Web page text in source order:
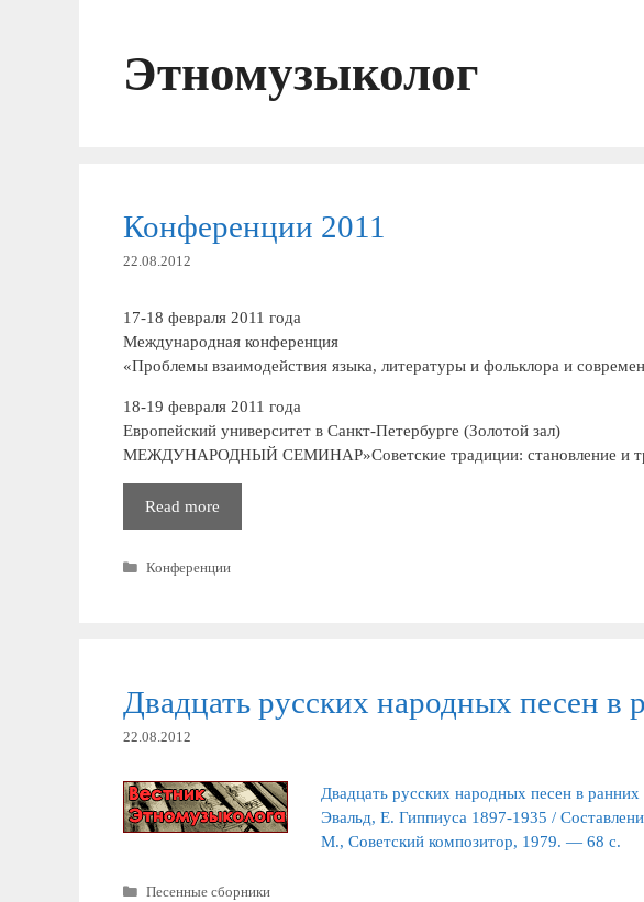
Этномузыколог
Конференции 2011
22.08.2012
17-18 февраля 2011 года
Международная конференция
«Проблемы взаимодействия языка, литературы и фольклора и
18-19 февраля 2011 года
Европейский университет в Санкт-Петербурге (Золотой зал)
МЕЖДУНАРОДНЫЙ СЕМИНАР»Советские традиции: становление и
Read more
2011
Рубрики
Конференции
Двадцать русских народных песен в
22.08.2012
Двадцать русских народных песен в
Эвальд, Е. Гиппиуса 1897-1935 /
М., Советский композитор, 1979. — 68 с.
Рубрики
Песенные сборники